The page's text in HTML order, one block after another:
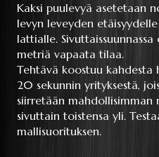
Kaksi puulevyä asetetaan
levyn leveyden
lattialle.
metriä vapaata tilaa.
Tehtävä koostuu kahdesta
20 sekunnin yrityksestä,
siirretään mahdollisimman
sivuttain toistensa yli.
mallisuorituksen.